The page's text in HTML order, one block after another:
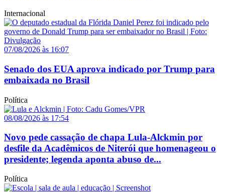
Internacional
07/08/2026 às 16:07
Senado dos EUA aprova indicado por Trump para
embaixada no Brasil
Política
08/08/2026 às 17:54
Novo pede cassação de chapa Lula-Alckmin por
desfile da Acadêmicos de Niterói que homenageou o
presidente; legenda aponta abuso de...
Política